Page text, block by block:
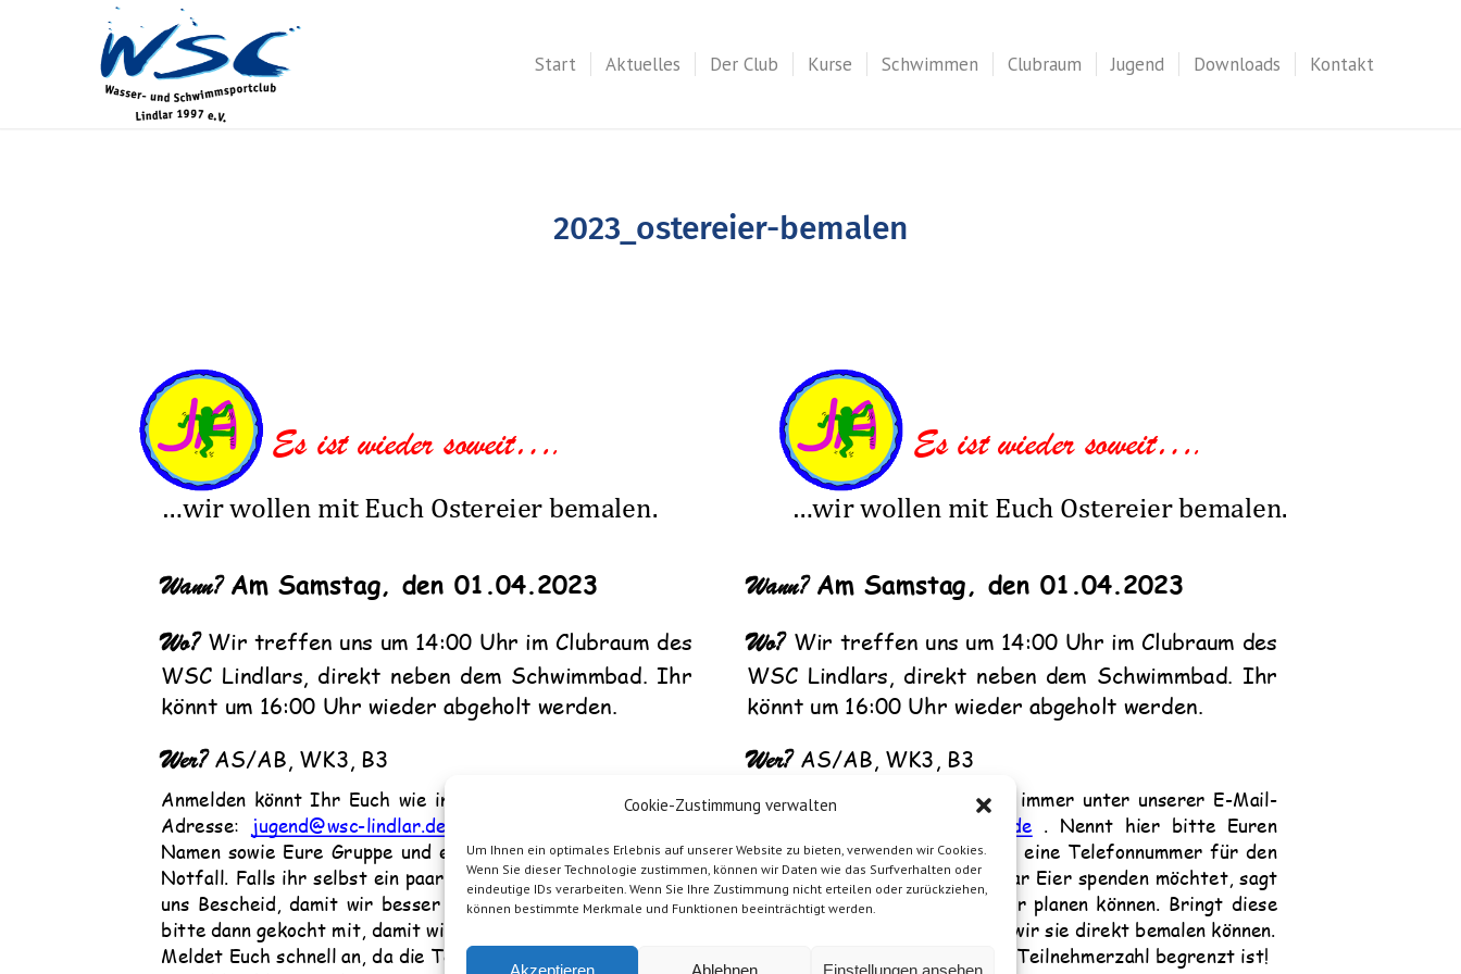
Cookie-Zustimmung verwalten
Um Ihnen ein optimales Erlebnis auf unserer Website zu bieten, verwenden wir Cookies.
Wenn Sie dieser Technologie zustimmen, können wir Daten wie das Surfverhalten oder
eindeutige IDs verarbeiten. Wenn Sie Ihre Zustimmung nicht erteilen oder zurückziehen,
können bestimmte Merkmale und Funktionen beeinträchtigt werden.
Akzeptieren Ablehnen Einstellungen ansehen
Start Aktuelles Der Club Kurse Schwimmen Clubraum Jugend Downloads Kontakt
2023_ostereier-bemalen
Es ist wieder soweit....
...wir wollen mit Euch Ostereier bemalen.
Wann? Am Samstag, den 01 .04.2023
Wo? Wir treffen uns um 14:00 Uhr im Clubraum des
WSC Lindlars, direkt neben dem Schwimmbad.
Ihr
könnt um 16:00 Uhr wieder abgeholt werden.
Wer? A S/AB, WK3, B3
Anmelden könnt Ihr E uch wie immer unter unserer E Mail-
Adresse:
jugend@wsc-lindlar.de
Namen sowie E ure Gruppe
und eine Telefonnummer für den
Notfall. Falls ihr selbst ein paar Eier spenden möchtet, sagt
uns Bescheid, damit wir besser planen können.
Bringt diese
bitte dann gekocht mit, damit wir sie direkt bemalen können.
Meldet Euch schnell an, da die Teilnehmerzahl begrenzt ist!
Es ist wieder soweit....
...wir wollen mit Euch Ostereier bemalen.
Wann? Am Samstag, den 01 .04.2023
Wo? Wir treffen uns um 14:00 Uhr im Clubraum des
WSC Lindlars, direkt neben dem Schwimmbad. Ihr
könnt um 16:00 Uhr wieder abgeholt werden.
Wer? AS/AB, WK3, B3
Anmelden könnt Ihr Euch wie immer unter unserer E -Mail-
Adresse:
lindlar.de
. Nennt hier bitte Euren
Namen sowie Eure Gruppe und eine Telefonnummer für den
Notfall. Falls ihr selbst ein paar Eier spenden möchtet, sagt
uns Bescheid, damit wir besser planen können.
Bringt diese
bitte dann gekocht mit, damit wir sie direkt bemalen können.
Meldet Euch schnell an, da die Teilnehmerzahl begrenzt ist!